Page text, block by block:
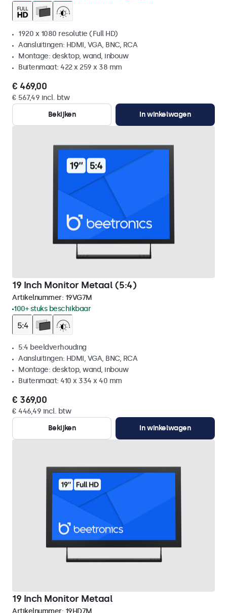
1920 x 1080 resolutie (Full HD)
Aansluitingen: HDMI, VGA, BNC, RCA
Montage: desktop, wand, inbouw
Buitenmaat: 422 x 259 x 38 mm
€ 469,00
€ 567,49 incl. btw
Bekijken
In winkelwagen
19 Inch Monitor Metaal (5:4)
Artikelnummer: 19VG7M
100+ stuks beschikbaar
5:4 beeldverhouding
Aansluitingen: HDMI, VGA, BNC, RCA
Montage: desktop, wand, inbouw
Buitenmaat: 410 x 334 x 40 mm
€ 369,00
€ 446,49 incl. btw
Bekijken
In winkelwagen
19 Inch Monitor Metaal
Artikelnummer: 19HD7M